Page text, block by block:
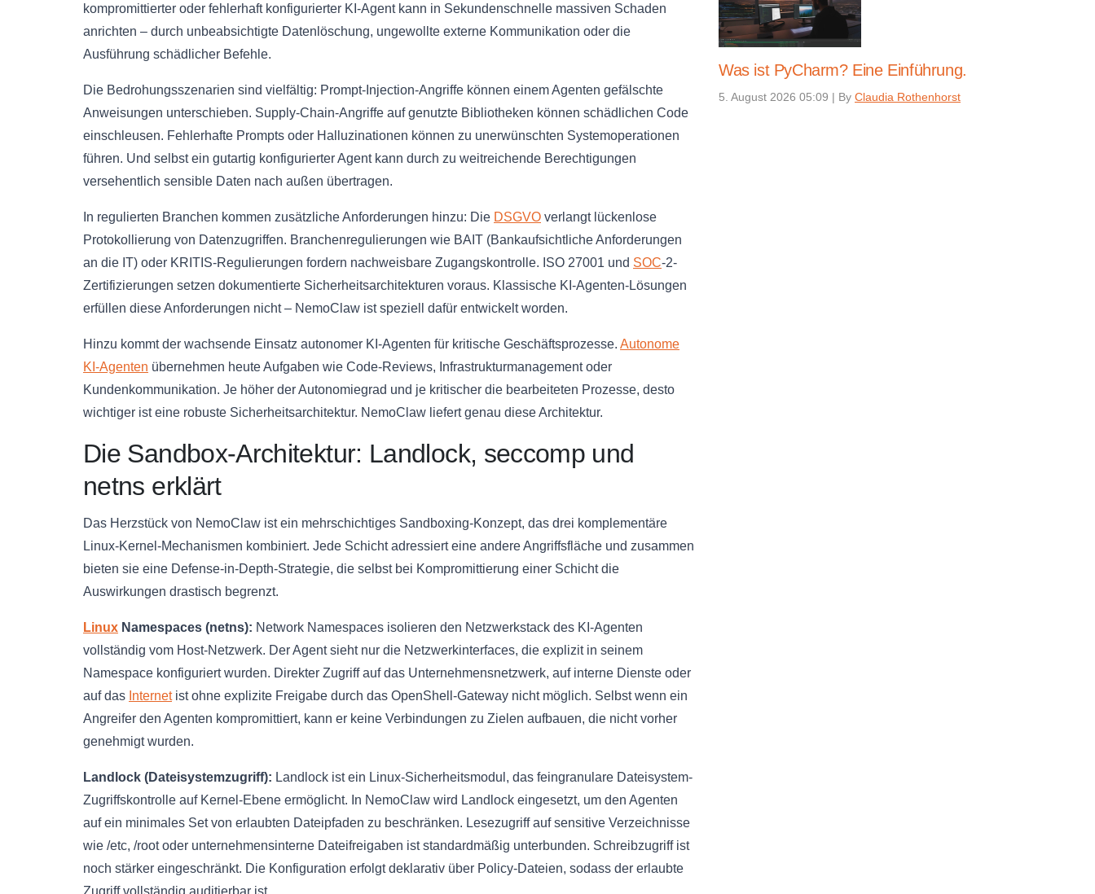
kompromittierter oder fehlerhaft konfigurierter KI-Agent kann in Sekundenschnelle massiven Schaden
anrichten – durch unbeabsichtigte Datenlöschung, ungewollte externe Kommunikation oder die
Ausführung schädlicher Befehle.
Die Bedrohungsszenarien sind vielfältig: Prompt-Injection-Angriffe können einem Agenten gefälschte
Anweisungen unterschieben. Supply-Chain-Angriffe auf genutzte Bibliotheken können schädlichen Code
einschleusen. Fehlerhafte Prompts oder Halluzinationen können zu unerwünschten Systemoperationen
führen. Und selbst ein gutartig konfigurierter Agent kann durch zu weitreichende Berechtigungen
versehentlich sensible Daten nach außen übertragen.
In regulierten Branchen kommen zusätzliche Anforderungen hinzu: Die DSGVO verlangt lückenlose
Protokollierung von Datenzugriffen. Branchenregulierungen wie BAIT (Bankaufsichtliche Anforderungen
an die IT) oder KRITIS-Regulierungen fordern nachweisbare Zugangskontrolle. ISO 27001 und SOC-2-
Zertifizierungen setzen dokumentierte Sicherheitsarchitekturen voraus. Klassische KI-Agenten-Lösungen
erfüllen diese Anforderungen nicht – NemoClaw ist speziell dafür entwickelt worden.
Hinzu kommt der wachsende Einsatz autonomer KI-Agenten für kritische Geschäftsprozesse. Autonome
KI-Agenten übernehmen heute Aufgaben wie Code-Reviews, Infrastrukturmanagement oder
Kundenkommunikation. Je höher der Autonomiegrad und je kritischer die bearbeiteten Prozesse, desto
wichtiger ist eine robuste Sicherheitsarchitektur. NemoClaw liefert genau diese Architektur.
Die Sandbox-Architektur: Landlock, seccomp und
netns erklärt
Das Herzstück von NemoClaw ist ein mehrschichtiges Sandboxing-Konzept, das drei komplementäre
Linux-Kernel-Mechanismen kombiniert. Jede Schicht adressiert eine andere Angriffsfläche und zusammen
bieten sie eine Defense-in-Depth-Strategie, die selbst bei Kompromittierung einer Schicht die
Auswirkungen drastisch begrenzt.
Linux Namespaces (netns): Network Namespaces isolieren den Netzwerkstack des KI-Agenten
vollständig vom Host-Netzwerk. Der Agent sieht nur die Netzwerkinterfaces, die explizit in seinem
Namespace konfiguriert wurden. Direkter Zugriff auf das Unternehmensnetzwerk, auf interne Dienste oder
auf das Internetist ohne explizite Freigabe durch das OpenShell-Gateway nicht möglich. Selbst wenn ein
Angreifer den Agenten kompromittiert, kann er keine Verbindungen zu Zielen aufbauen, die nicht vorher
genehmigt wurden.
Landlock (Dateisystemzugriff): Landlock ist ein Linux-Sicherheitsmodul, das feingranulare Dateisystem-
Zugriffskontrolle auf Kernel-Ebene ermöglicht. In NemoClaw wird Landlock eingesetzt, um den Agenten
auf ein minimales Set von erlaubten Dateipfaden zu beschränken. Lesezugriff auf sensitive Verzeichnisse
wie /etc, /root oder unternehmensinterne Dateifreigaben ist standardmäßig unterbunden. Schreibzugriff ist
noch stärker eingeschränkt. Die Konfiguration erfolgt deklarativ über Policy-Dateien, sodass der erlaubte
Zugriff vollständig auditierbar ist.
Was ist PyCharm? Eine Einführung.
5. August 2026 05:09 | By Claudia Rothenhorst